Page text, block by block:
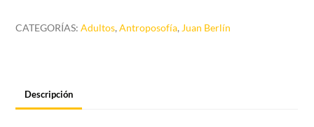
Golgota
CATEGORÍAS:Adultos,Antroposofía, Juan Berlín
Descripción